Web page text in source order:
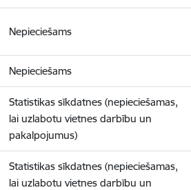
Nepieciešams
Nepieciešams
Statistikas sīkdatnes (nepieciešamas,
lai uzlabotu vietnes darbību un
pakalpojumus)
Statistikas sīkdatnes (nepieciešamas,
lai uzlabotu vietnes darbību un